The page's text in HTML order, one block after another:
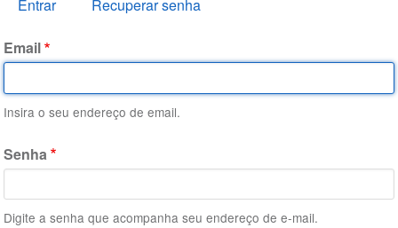
Entrar Recuperar senha
Email
Insira o seu endereço de email.
Senha
Digite a senha que acompanha seu endereço de e-mail.